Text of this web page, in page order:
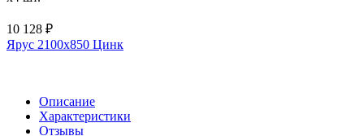
10 128 ₽
Ярус 2100x850 Цинк
Описание
Характеристики
Отзывы